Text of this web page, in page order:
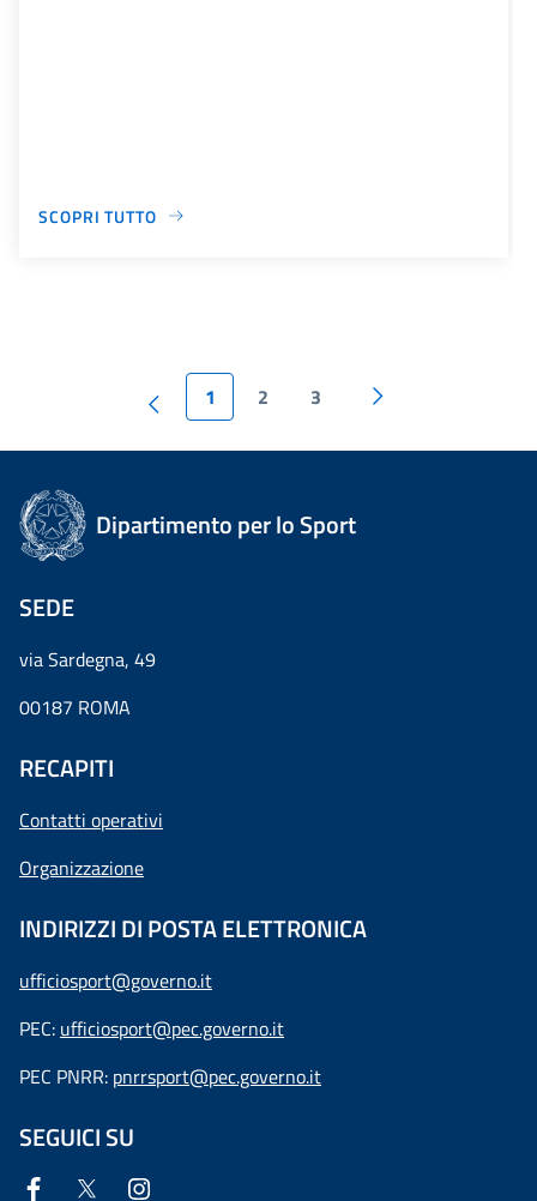
SCOPRI TUTTO
1 2 3
Dipartimento per lo Sport
SEDE
via Sardegna, 49
00187 ROMA
RECAPITI
Contatti operativi
Organizzazione
INDIRIZZI DI POSTA ELETTRONICA
ufficiosport@governo.it
PEC: ufficiosport@pec.governo.it
PEC PNRR: pnrrsport@pec.governo.it
SEGUICI SU